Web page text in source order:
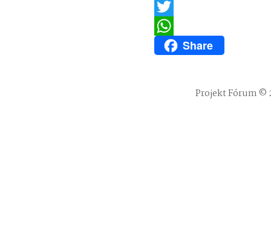
Email
Twitter
WhatsAppShare
Projekt Fórum ©